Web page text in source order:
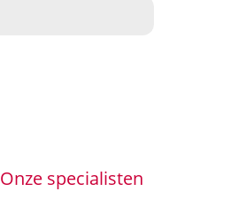
Onze specialisten